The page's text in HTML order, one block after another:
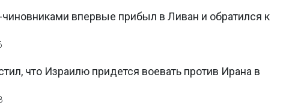
чиновниками впервые прибыл в Ливан и обратился к
что Израилю придется воевать против Ирана в